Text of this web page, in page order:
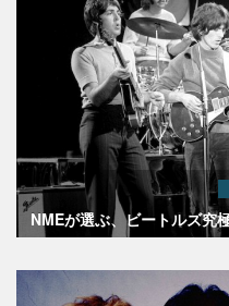
NMEが選ぶ、ビートルズ